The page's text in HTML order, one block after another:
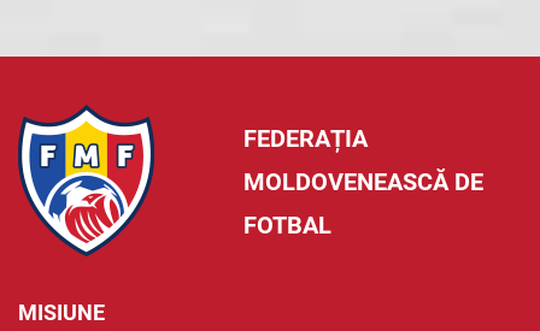
FEDERAȚIA
MOLDOVENEASCĂ DE
FOTBAL
MISIUNE